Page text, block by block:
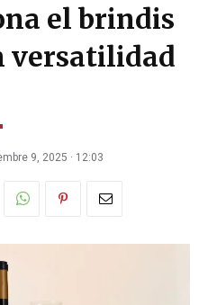
el brindis
versatilidad
9, 2025 · 12:03